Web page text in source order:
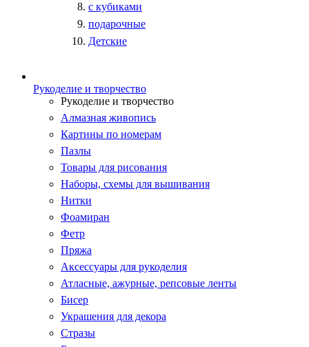
с кубиками
подарочные
Детские
Рукоделие и творчество
Рукоделие и творчество
Алмазная живопись
Картины по номерам
Пазлы
Товары для рисования
Наборы, схемы для вышивания
Нитки
Фоамиран
Фетр
Пряжа
Аксессуары для рукоделия
Атласные, ажурные, репсовые ленты
Бисер
Украшения для декора
Стразы